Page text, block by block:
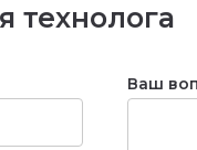
технолога
Ваш